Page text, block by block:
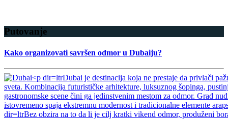
Putovanje
Kako organizovati savršen odmor u Dubaiju?